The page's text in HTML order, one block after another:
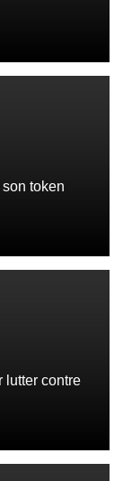
token
lutter contre